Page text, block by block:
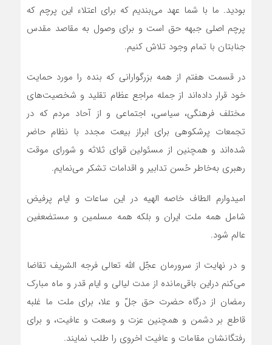
بودید. ما با شما عهد می‌بندیم که برای اعتلاء این پرچم که
پرچم اصلی جبهه حق است و برای وصول به مقاصد مقدس
جنابتان با تمام وجود تلاش کنیم.
در قسمت هفتم از همه بزرگوارانی که بنده را مورد حمایت
خود قرار داده‌اند از جمله مراجع عظام تقلید و شخصیت‌های
مختلف فرهنگی، سیاسی، اجتماعی و از آحاد مردم که در
تجمعات پرشکوهی برای ابراز بیعت مجدد با نظام حاضر
شده‌اند و همچنین از مسئولین قوای ثلاثه و شورای موقت
رهبری به‌خاطر حُسن تدابیر و اقدامات تشکر می‌نمایم.
امیدوارم الطاف خاصه الهیه در این ساعات و ایام پرفیض
شامل همه ملت ایران و بلکه همه مسلمین و مستضعفین
عالم شود.
و در نهایت از سرورمان عجّل الله تعالی فرجه الشریف تقاضا
می‌کنم دراین باقی‌مانده از مدت لیالی و ایام قدر و ماه مبارک
رمضان از درگاه حضرت حق جلّ و علا، برای ملت ما غلبه
قاطع بر دشمن و همچنین عزت و وسعت و عافیت، و برای
رفتگانشان مقامات و عافیت اخروی را طلب نمایند.